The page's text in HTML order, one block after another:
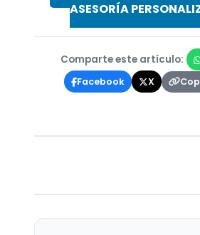
ASESORÍA
Comparte este artículo:
Facebook
X